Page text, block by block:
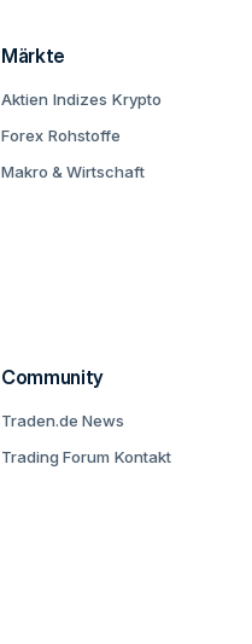
Märkte
Aktien Indizes Krypto
Forex Rohstoffe
Makro & Wirtschaft
Community
Traden.de News
Trading Forum Kontakt